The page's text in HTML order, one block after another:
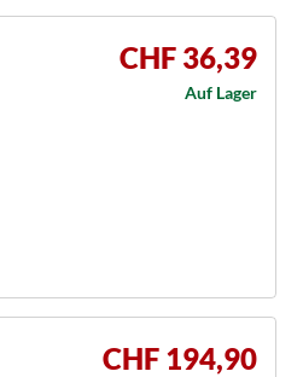
CHF 36,39
Auf Lager
CHF 194,90